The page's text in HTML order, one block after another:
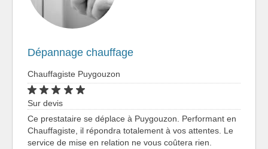
Dépannage chauffage
Chauffagiste Puygouzon
Sur devis
Ce prestataire se déplace à Puygouzon. Performant en
Chauffagiste, il répondra totalement à vos attentes. Le
service de mise en relation ne vous coûtera rien.